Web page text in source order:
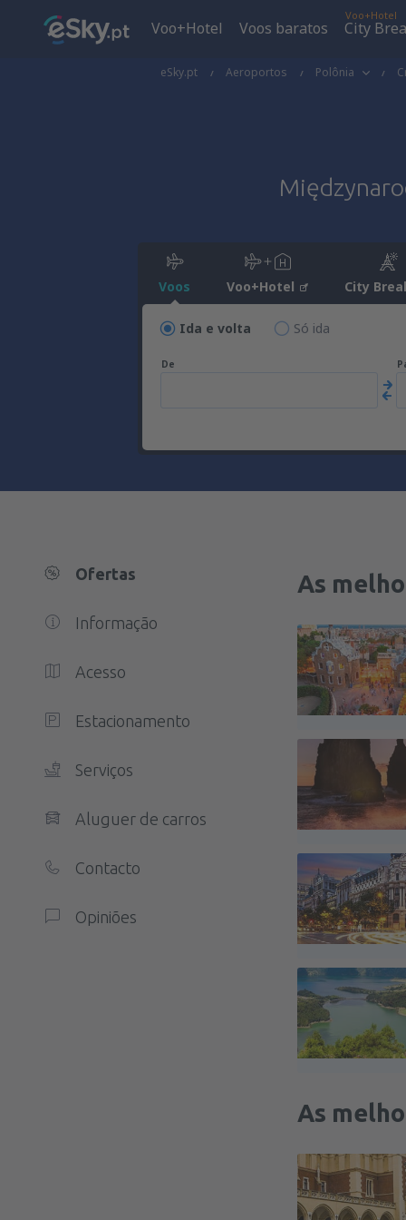
Voo+Hotel Voos baratos
Voo+Hotel
City
eSky.pt Aeroportos Polônia
Voos Voo+Hotel City
Ida e volta Só ida
De
Ofertas
Informação
Acesso
Estacionamento
Serviços
Aluguer de carros
Contacto
Opiniões
As
As